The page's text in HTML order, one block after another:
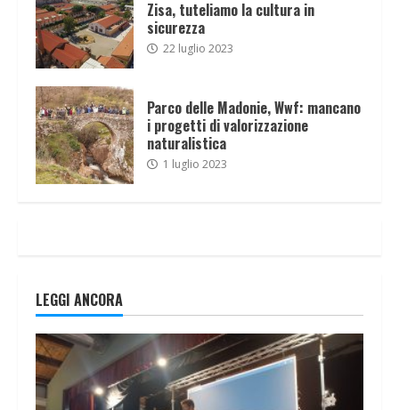
Zisa, tuteliamo la cultura in
sicurezza
22 luglio 2023
Parco delle Madonie, Wwf: mancano
i progetti di valorizzazione
naturalistica
1 luglio 2023
LEGGI ANCORA